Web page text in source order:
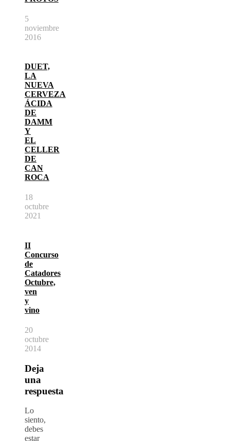
5
noviembre
2016
DUET,
LA
NUEVA
CERVEZA
ÁCIDA
DE
DAMM
Y
EL
CELLER
DE
CAN
ROCA
18
octubre
2021
II
Concurso
de
Catadores
Octubre,
ven
y
vino
20
octubre
2014
Deja
una
respuesta
Lo
siento,
debes
estar